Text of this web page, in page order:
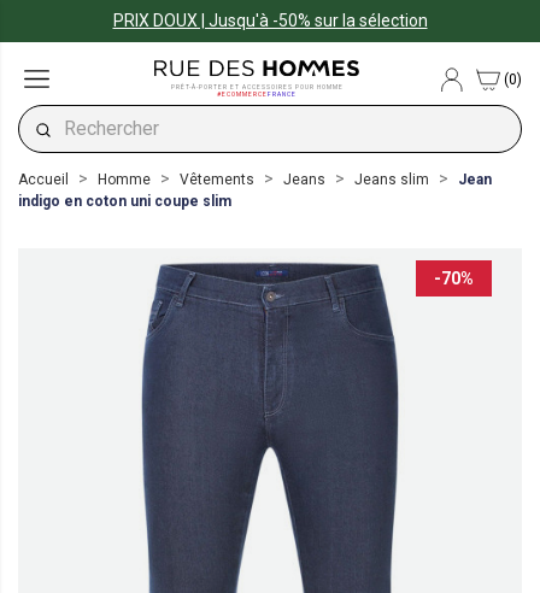
PRIX DOUX | Jusqu'à -50% sur la sélection
PRÊT-À-PORTER ET ACCESSOIRES POUR HOMME
#ECOMMERCEFRANCE
(0)
Accueil Homme Vêtements Jeans Jeans slim
Jean
indigo en coton uni coupe slim
-70%